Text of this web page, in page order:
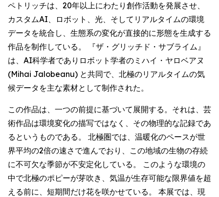
ペトリッチは、20年以上にわたり創作活動を発展させ、
カスタムAI、ロボット、光、そしてリアルタイムの環境
データを統合し、生態系の変化が直接的に形態を生成する
作品を制作している。 『ザ・グリッチド・サブライム』
は、AI科学者でありロボット学者のミハイ・ヤロベアヌ
(Mihai Jalobeanu) と共同で、北極のリアルタイムの気
候データを主な素材として制作された。
この作品は、一つの前提に基づいて展開する。それは、芸
術作品は環境変化の描写ではなく、その物理的な記録であ
るというものである。 北極圏では、温暖化のペースが世
界平均の2倍の速さで進んでおり、この地域の生物の存続
に不可欠な季節が不安定化している。 このような環境の
中で北極のポピーが芽吹き、気温が生存可能な限界値を超
える前に、短期間だけ花を咲かせている。 本展では、現